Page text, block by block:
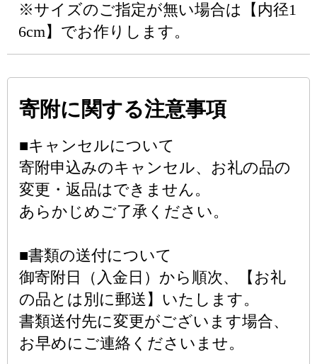
※サイズのご指定が無い場合は【内径1
6cm】でお作りします。
寄附に関する注意事項
■キャンセルについて
寄附申込みのキャンセル、お礼の品の
変更・返品はできません。
あらかじめご了承ください。
■書類の送付について
御寄附日（入金日）から順次、【お礼
の品とは別に郵送】いたします。
書類送付先に変更がございます場合、
お早めにご連絡くださいませ。